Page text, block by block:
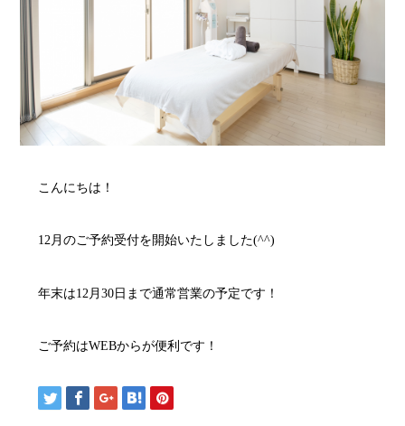
こんにちは！
12月のご予約受付を開始いたしました(^^)
年末は12月30日まで通常営業の予定です！
ご予約はWEBからが便利です！